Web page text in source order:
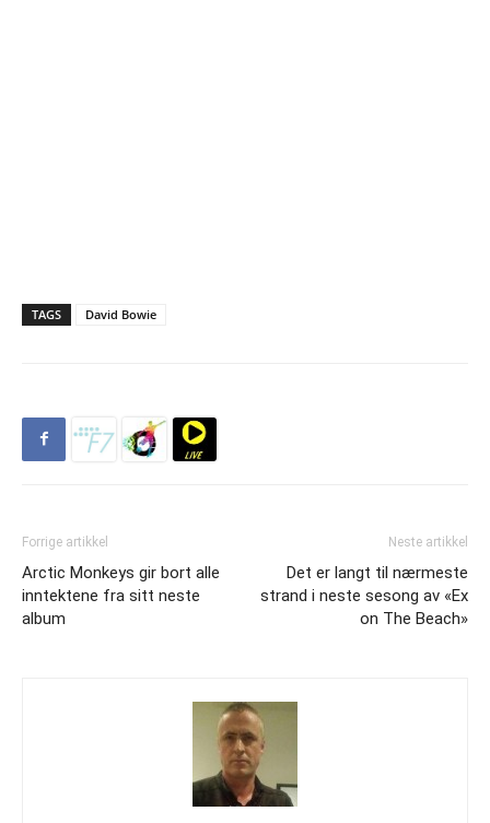
TAGS David Bowie
Forrige artikkel
Arctic Monkeys gir bort alle
inntektene fra sitt neste
album
Neste artikkel
Det er langt til nærmeste
strand i neste sesong av «Ex
on The Beach»